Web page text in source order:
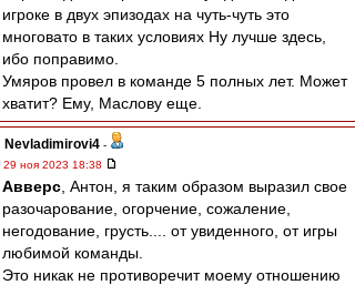
игроке в двух эпизодах на чуть-чуть это
многовато в таких условиях Ну лучше здесь,
ибо поправимо.
Умяров провел в команде 5 полных лет. Может
хватит? Ему, Маслову еще.
Nevladimirovi4 -
29 ноя 2023 18:38
Авверс , Антон, я таким образом выразил свое
разочарование, огорчение, сожаление,
негодование, грусть.... от увиденного, от игры
любимой команды.
Это никак не противоречит моему отношению